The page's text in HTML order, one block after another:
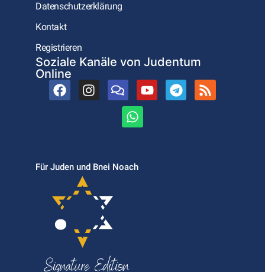
Datenschutzerklärung
Kontakt
Registrieren
Soziale Kanäle von Judentum
Online
Für Juden und Bnei Noach